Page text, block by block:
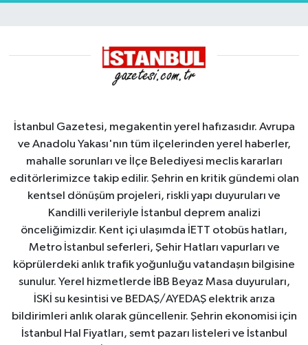
İstanbul Gazetesi, megakentin yerel hafızasıdır. Avrupa
ve Anadolu Yakası'nın tüm ilçelerinden yerel haberler,
mahalle sorunları ve İlçe Belediyesi meclis kararları
editörlerimizce takip edilir. Şehrin en kritik gündemi olan
kentsel dönüşüm projeleri, riskli yapı duyuruları ve
Kandilli verileriyle İstanbul deprem analizi
önceliğimizdir. Kent içi ulaşımda İETT otobüs hatları,
Metro İstanbul seferleri, Şehir Hatları vapurları ve
köprülerdeki anlık trafik yoğunluğu vatandaşın bilgisine
sunulur. Yerel hizmetlerde İBB Beyaz Masa duyuruları,
İSKİ su kesintisi ve BEDAŞ/AYEDAŞ elektrik arıza
bildirimleri anlık olarak güncellenir. Şehrin ekonomisi için
İstanbul Hal Fiyatları, semt pazarı listeleri ve İstanbul